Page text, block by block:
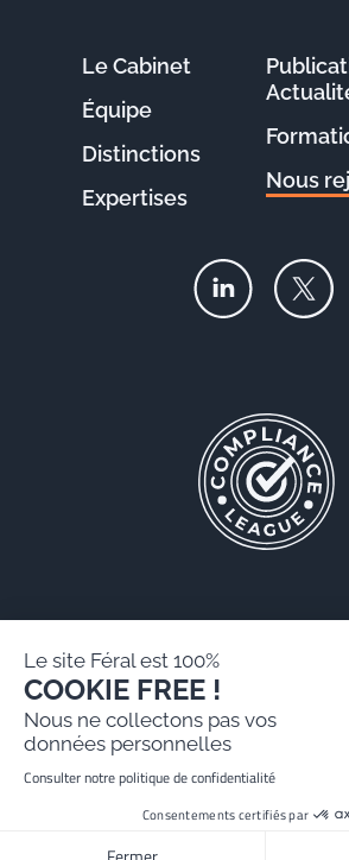
Le Cabinet
Équipe
Distinctions
Expertises
Nous
Mentions légales
Politique de protection des données
Site réalisé par
Le site Féral est 100%
COOKIE FREE !
Nous ne collectons pas vos
données personnelles
Consulter notre politique de confidentialité
Consentements certifiés par